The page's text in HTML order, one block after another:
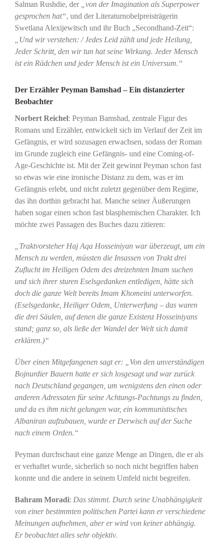
Salman Rushdie, der
„von der Imagination als Superpower
gesprochen hat“, und der Literaturnobelpreisträgerin
Swetlana Alexijewitsch und ihr Buch „Secondhand-Zeit“:
„Und wir verstehen: / Jedes Leid zählt und jede Heilung,
Jeder Schritt, den wir tun hat seine Wirkung. Jeder Mensch
ist ein Rädchen und jeder Mensch ist ein Universum.“
Der Erzähler Peyman Bamshad – Ein distanzierter
Beobachter
Norbert Reichel: Peyman Bamshad, zentrale Figur des
Romans und Erzähler, entwickelt sich im Verlauf der Zeit im
Gefängnis, er wird sozusagen erwachsen, sodass der Roman
im Grunde zugleich eine Gefängnis- und eine Coming-of-
Age-Geschichte ist. Mit der Zeit gewinnt Peyman schon fast
so etwas wie eine ironische Distanz zu dem, was er im
Gefängnis erlebt, und nicht zuletzt gegenüber dem Regime,
das ihn dorthin gebracht hat. Manche seiner Äußerungen
haben sogar einen schon fast blasphemischen Charakter. Ich
möchte zwei Passagen des Buches dazu zitieren:
„Traktvorsteher Haj Aqa Hosseiniyan war überzeugt, um ein
Mensch zu werden, müssten die Insassen von Trakt drei
Zuflucht im Heiligen Odem des dreizehnten Imam suchen
und sich ihrer sturen Eselsgedanken entledigen, hätte sich
doch die ganze Welt bereits Imam Khomeini unterworfen.
(Eselsgedanke, Heiliger Odem, Unterwerfung – das waren
die drei Säulen, auf denen die ganze Existenz Hosseiniyans
stand; ganz so, als ließe der Wandel der Welt sich damit
erklären.)“
Über einen Mitgefangenen sagt er: „Von den unverständigen
Bojnurdier Bauern hatte er sich losgesagt und war zurück
nach Deutschland gegangen, um wenigstens den einen oder
anderen Adressaten für seine Achtungs-Pachtungs zu finden,
und da es ihm nicht gelungen war, ein kommunistisches
Albaniran aufzubauen, wurde er Derwisch auf der Suche
nach einem Orden.“
Peyman durchschaut eine ganze Menge an Dingen, die er als
er verhaftet wurde, sicherlich so noch nicht begriffen haben
konnte und die andere in seinem Umfeld nicht begreifen.
Bahram Moradi: Das stimmt. Durch seine Unabhängigkeit
von einer bestimmten politischen Partei kann er verschiedene
Meinungen aufnehmen, aber er wird von keiner abhängig.
Er beobachtet alles sehr objektiv.